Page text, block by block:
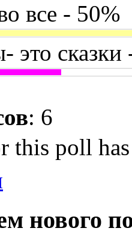
все - 50%
это сказки
: 6
this poll
нового